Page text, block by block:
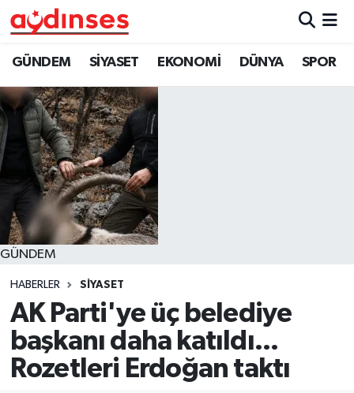
GÜNDEM SİYASET EKONOMİ DÜNYA SPOR
GÜNDEM
HABERLER SİYASET
AK Parti'ye üç belediye
başkanı daha katıldı...
Rozetleri Erdoğan taktı
GÜNDEM
SİYASET
EKONOMİ
DÜNYA
SPOR
MAGAZİN
YAŞAM
Nöbetçi Eczaneler
Hava Durumu
Aydin Namaz Vakitleri
Trafik Durumu
Süper Lig Puan Durumu ve Fikstür
Tüm Manşetler
Son Dakika Haberleri
Haber Arşivi